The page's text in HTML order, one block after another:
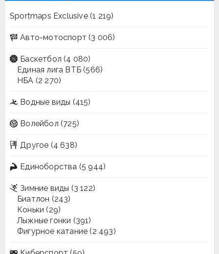
Sportmaps Exclusive(1 219)
Авто-мотоспорт (3 006)
Баскетбол (4 080)
Единая лига ВТБ (566)
НБА (2 270)
Водные виды (415)
Волейбол (725)
Другое (4 638)
Единоборства (5 944)
Зимние виды (3 122)
Биатлон (243)
Коньки (29)
Лыжные гонки (391)
Фигурное катание (2 493)